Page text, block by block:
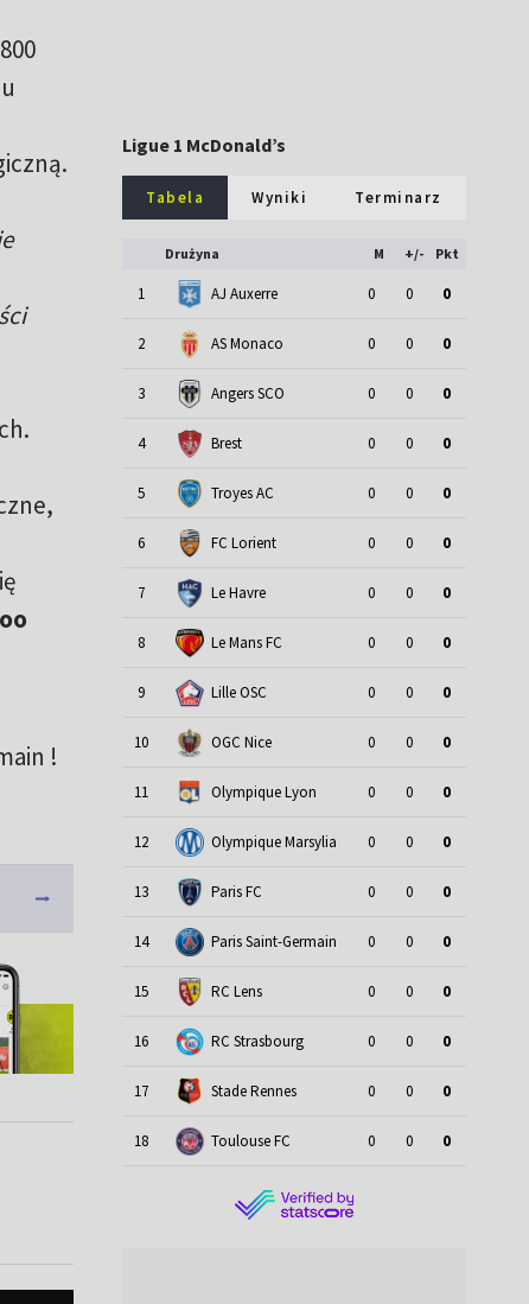
!
Ligue 1 McDonald’s
Tabela Wyniki Terminarz
Drużyna M +/- Pkt
1 AJ Auxerre 0 0 0
2 AS Monaco 0 0 0
3 Angers SCO 0 0 0
4 Brest 0 0 0
5 Troyes AC 0 0 0
6 FC Lorient 0 0 0
7 Le Havre 0 0 0
8 Le Mans FC 0 0 0
9 Lille OSC 0 0 0
10 OGC Nice 0 0 0
11 Olympique Lyon 0 0 0
12 Olympique Marsylia 0 0 0
13 Paris FC 0 0 0
14 Paris Saint-Germain 0 0 0
15 RC Lens 0 0 0
16 RC Strasbourg 0 0 0
17 Stade Rennes 0 0 0
18 Toulouse FC 0 0 0